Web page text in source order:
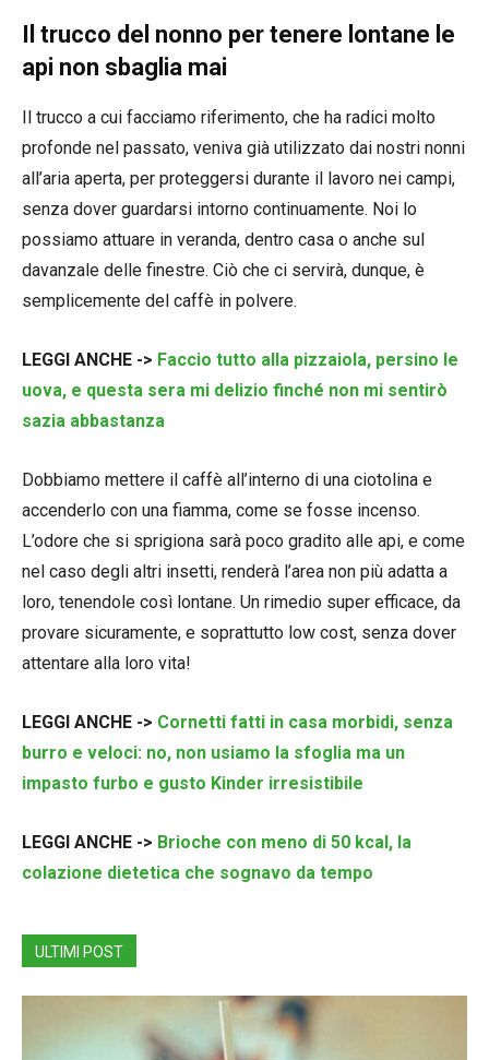
Il trucco del nonno per tenere lontane le
api non sbaglia mai
Il trucco a cui facciamo riferimento, che ha radici molto
profonde nel passato, veniva già utilizzato dai nostri nonni
all’aria aperta, per proteggersi durante il lavoro nei campi,
senza dover guardarsi intorno continuamente. Noi lo
possiamo attuare in veranda, dentro casa o anche sul
davanzale delle finestre. Ciò che ci servirà, dunque, è
semplicemente del caffè in polvere.
LEGGI ANCHE -> Faccio tutto alla pizzaiola, persino le
uova, e questa sera mi delizio finché non mi sentirò
sazia abbastanza
Dobbiamo mettere il caffè all’interno di una ciotolina e
accenderlo con una fiamma, come se fosse incenso.
L’odore che si sprigiona sarà poco gradito alle api, e come
nel caso degli altri insetti, renderà l’area non più adatta a
loro, tenendole così lontane. Un rimedio super efficace, da
provare sicuramente, e soprattutto low cost, senza dover
attentare alla loro vita!
LEGGI ANCHE -> Cornetti fatti in casa morbidi, senza
burro e veloci: no, non usiamo la sfoglia ma un
impasto furbo e gusto Kinder irresistibile
LEGGI ANCHE -> Brioche con meno di 50 kcal, la
colazione dietetica che sognavo da tempo
ULTIMI POST